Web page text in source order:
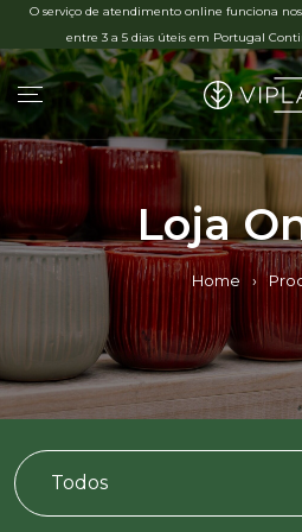
O serviço de atendimento online funciona nos
entre 3 a 5 dias úteis em Portugal
Loja
Home ›